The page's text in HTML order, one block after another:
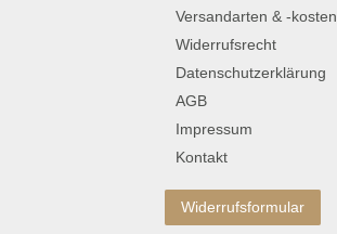
Versandarten & -kosten
Widerrufsrecht
Datenschutzerklärung
AGB
Impressum
Kontakt
Widerrufsformular